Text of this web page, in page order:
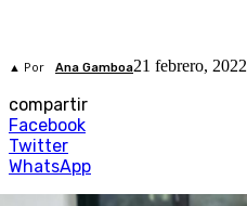
▲ Por Ana Gamboa21 febrero, 2022
compartir
Facebook
Twitter
WhatsApp